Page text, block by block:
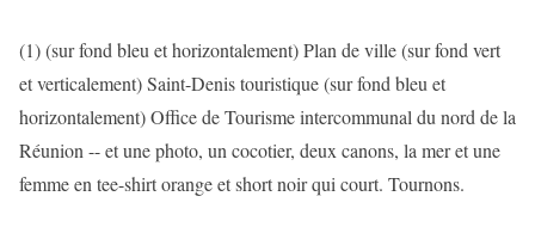
(1) (sur fond bleu et horizontalement) Plan de ville (sur fond vert
et verticalement) Saint-Denis touristique (sur fond bleu et
horizontalement) Office de Tourisme intercommunal du nord de la
Réunion -- et une photo, un cocotier, deux canons, la mer et une
femme en tee-shirt orange et short noir qui court. Tournons.